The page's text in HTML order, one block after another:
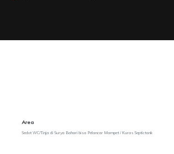
Area
Sedot WC/Tinja di Surya Bahari bisa Pelancar Mampet / Kuras Septictank